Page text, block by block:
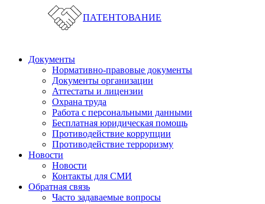
ПАТЕНТОВАНИЕ
Документы
Нормативно-правовые документы
Документы организации
Аттестаты и лицензии
Охрана труда
Работа с персональными данными
Бесплатная юридическая помощь
Противодействие коррупции
Противодействие терроризму
Новости
Новости
Контакты для СМИ
Обратная связь
Часто задаваемые вопросы